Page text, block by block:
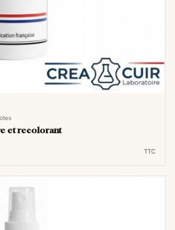
et recolorant
TTC